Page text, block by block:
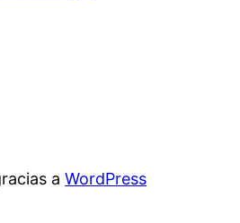
a WordPress